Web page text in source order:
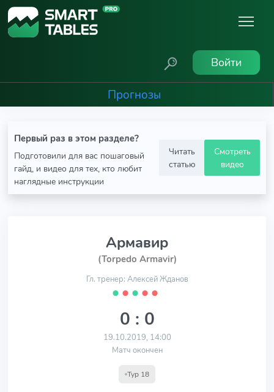
Войти
Прогнозы
Первый раз в этом разделе?
Подготовили для вас пошаговый
гайд, и видео для тех, кто любит
наглядные инструкции
Читать
статью
Смотреть
видео
Армавир
(Torpedo Armavir)
Гл. тренер: Алексей Жданов
⬤ ⬤ ⬤ ⬤ ⬤
0 : 0
19.10.2019, 14:00
Матч окончен
Тур 18